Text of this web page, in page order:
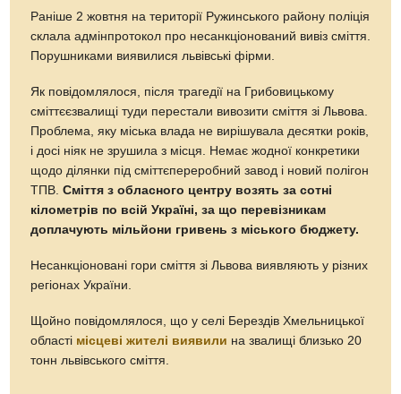
Раніше 2 жовтня на території Ружинського району поліція
склала адмінпротокол про несанкціонований вивіз сміття.
Порушниками виявилися львівські фірми.
Як повідомлялося, після трагедії на Грибовицькому
сміттєєзвалищі туди перестали вивозити сміття зі Львова.
Проблема, яку міська влада не вирішувала десятки років,
і досі ніяк не зрушила з місця. Немає жодної конкретики
щодо ділянки під сміттєпереробний завод і новий полігон
ТПВ.Сміття з обласного центру возять за сотні
кілометрів по всій Україні, за що перевізникам
доплачують мільйони гривень з міського бюджету.
Несанкціоновані гори сміття зі Львова виявляють у різних
регіонах України.
Щойно повідомлялося, що у селі Берездів Хмельницької
області місцеві жителі виявили на звалищі близько 20
тонн львівського сміття.